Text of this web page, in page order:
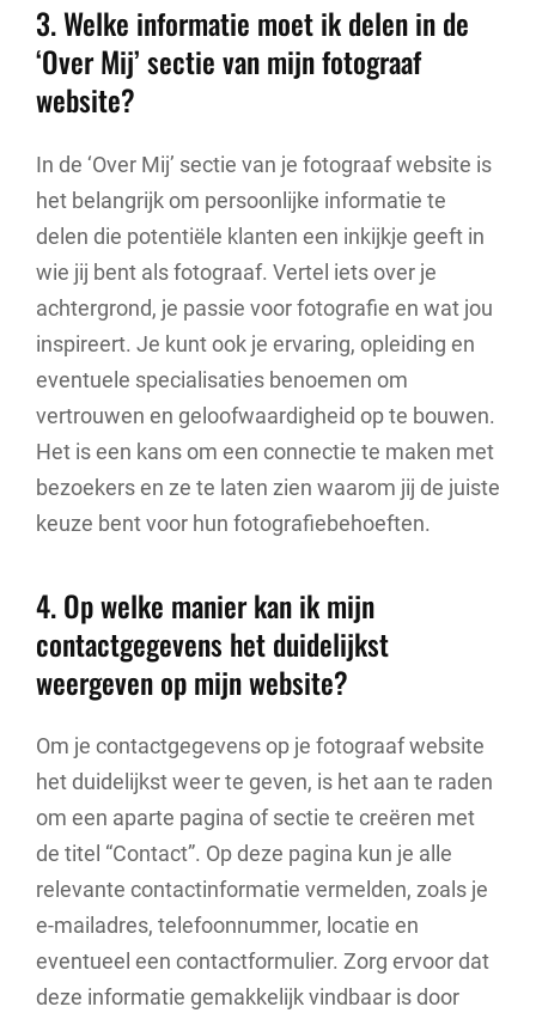
3. Welke informatie moet ik delen in de
‘Over Mij’ sectie van mijn fotograaf
website?
In de ‘Over Mij’ sectie van je fotograaf website is
het belangrijk om persoonlijke informatie te
delen die potentiële klanten een inkijkje geeft in
wie jij bent als fotograaf. Vertel iets over je
achtergrond, je passie voor fotografie en wat jou
inspireert. Je kunt ook je ervaring, opleiding en
eventuele specialisaties benoemen om
vertrouwen en geloofwaardigheid op te bouwen.
Het is een kans om een connectie te maken met
bezoekers en ze te laten zien waarom jij de juiste
keuze bent voor hun fotografiebehoeften.
4. Op welke manier kan ik mijn
contactgegevens het duidelijkst
weergeven op mijn website?
Om je contactgegevens op je fotograaf website
het duidelijkst weer te geven, is het aan te raden
om een aparte pagina of sectie te creëren met
de titel “Contact”. Op deze pagina kun je alle
relevante contactinformatie vermelden, zoals je
e-mailadres, telefoonnummer, locatie en
eventueel een contactformulier. Zorg ervoor dat
deze informatie gemakkelijk vindbaar is door